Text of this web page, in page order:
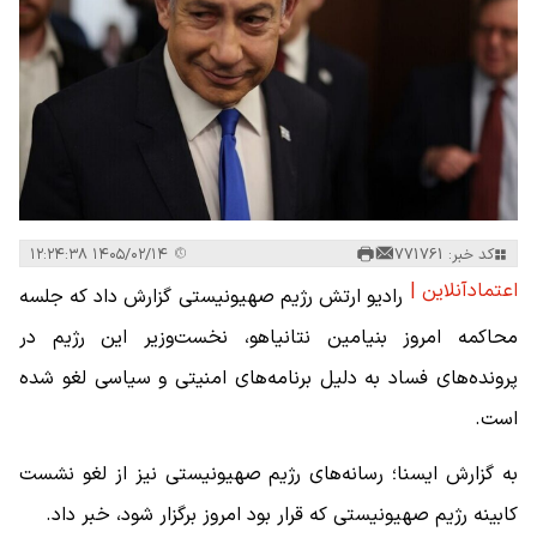
کد خبر: 771761
اعتمادآنلاین | رادیو ارتش رژیم صهیونیستی گزارش داد که جلسه
محاکمه امروز بنیامین نتانیاهو، نخست‌وزیر این رژیم در
پرونده‌های فساد به ‌دلیل برنامه‌های امنیتی و سیاسی لغو شده
است.
به گزارش ایسنا؛ رسانه‌های رژیم صهیونیستی نیز از لغو نشست
کابینه رژیم صهیونیستی که قرار بود امروز برگزار شود، خبر داد.